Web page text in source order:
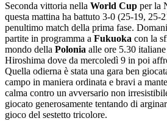
Seconda vittoria nella World Cup per la
questa mattina ha battuto 3-0 (25-19, 25-
penultimo match della prima fase.
partite in programma a Fukuoka con la
mondo della Polonia alle ore 5.30
Hiroshima dove da mercoledì 9 in poi
Quella odierna è stata una gara ben
campo in maniera ordinata e bravi a
calma contro un avversario non
giocato generosamente tentando di
gioco del sestetto tricolore.